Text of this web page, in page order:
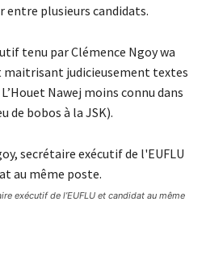
entre plusieurs candidats.
tenu par Clémence Ngoy wa
maitrisant judicieusement textes
Nawej moins connu dans
de bobos à la JSK).
exécutif de l’EUFLU et candidat au même